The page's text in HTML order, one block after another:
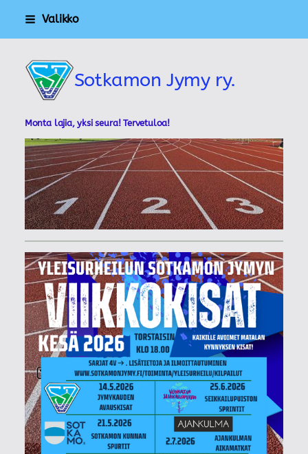
Siirry
Valikko
Sotkamon Jymy ry.
Monta lajia, yksi seura! Tervetuloa!